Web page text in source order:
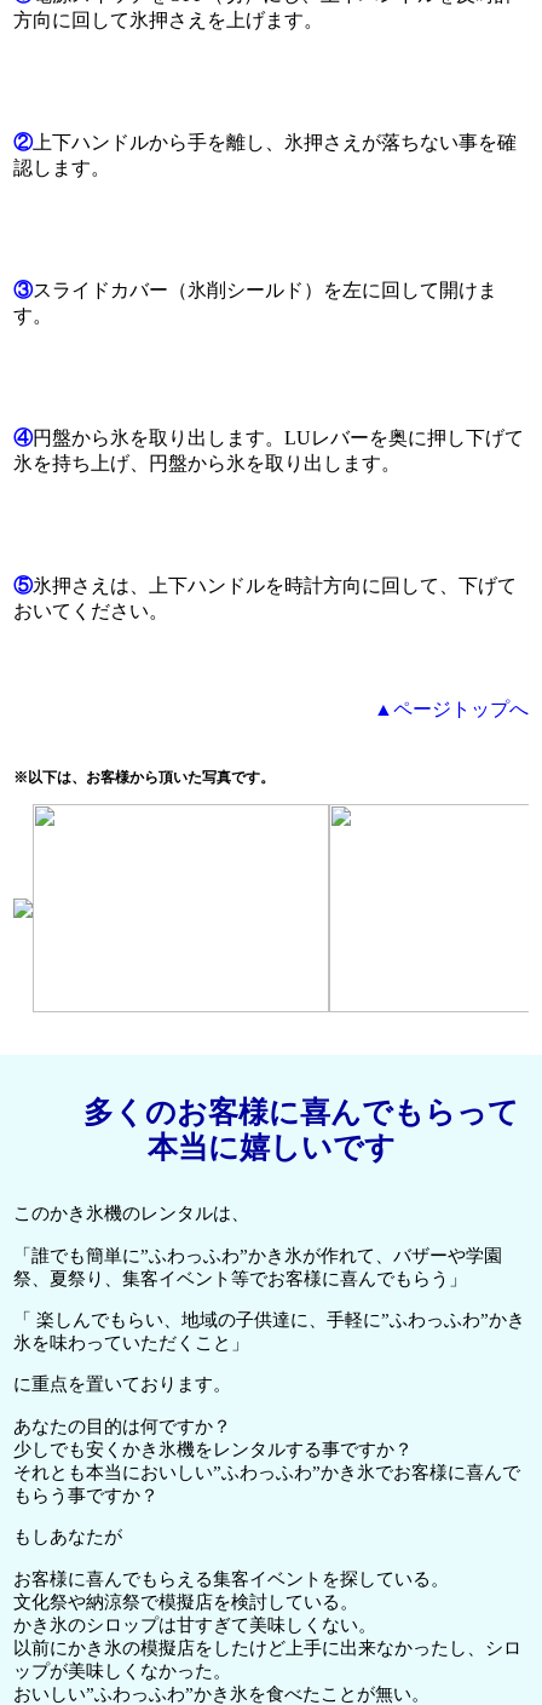
方向に回して氷押さえを上げます。
②上下ハンドルから手を離し、氷押さえが落ちない事を確
認します。
③スライドカバー（氷削シールド）を左に回して開けま
す。
④円盤から氷を取り出します。LUレバーを奥に押し下げて
氷を持ち上げ、円盤から氷を取り出します。
⑤氷押さえは、上下ハンドルを時計方向に回して、下げて
おいてください。
▲ページトップへ
※以下は、お客様から頂いた写真です。
多くのお客様に喜んでもらって
本当に嬉しいです
このかき氷機のレンタルは、
「誰でも簡単に”ふわっふわ”かき氷が作れて、バザーや学園
祭、夏祭り、集客イベント等でお客様に喜んでもらう」
「 楽しんでもらい、地域の子供達に、手軽に”ふわっふわ”かき
氷を味わっていただくこと」
に重点を置いております。
あなたの目的は何ですか？
少しでも安くかき氷機をレンタルする事ですか？
それとも本当においしい”ふわっふわ”かき氷でお客様に喜んで
もらう事ですか？
もしあなたが
お客様に喜んでもらえる集客イベントを探している。
文化祭や納涼祭で模擬店を検討している。
かき氷のシロップは甘すぎて美味しくない。
以前にかき氷の模擬店をしたけど上手に出来なかったし、シロ
ップが美味しくなかった。
おいしい”ふわっふわ”かき氷を食べたことが無い。